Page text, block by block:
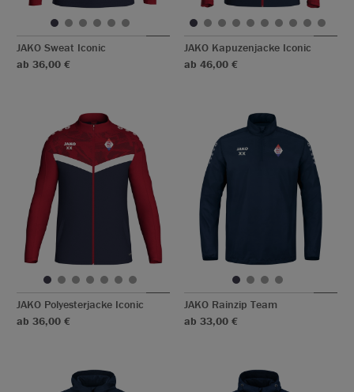
JAKO Sweat Iconic
ab 36,00 €
JAKO Kapuzenjacke Iconic
ab 46,00 €
JAKO Polyesterjacke Iconic
ab 36,00 €
JAKO Rainzip Team
ab 33,00 €